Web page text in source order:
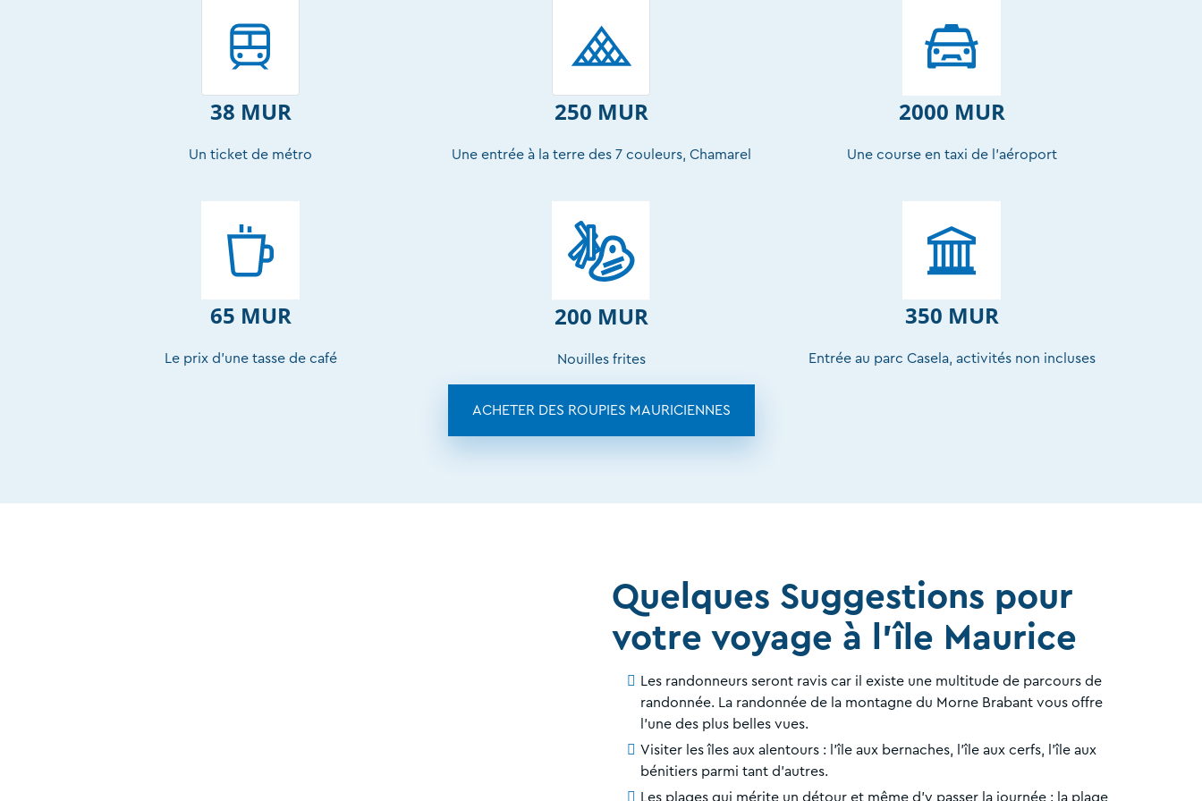
38 MUR
Un ticket de métro
65 MUR
Le prix d’une tasse de café
250 MUR
Une entrée à la terre des 7 couleurs, Chamarel
200 MUR
Nouilles frites
2000 MUR
Une course en taxi de l’aéroport
350 MUR
Entrée au parc Casela, activités non incluses
ACHETER DES ROUPIES MAURICIENNES
Quelques Suggestions pour
votre voyage à l'île Maurice
Les randonneurs seront ravis car il existe une multitude de parcours de
randonnée. La randonnée de la montagne du Morne Brabant vous offre
l’une des plus belles vues.
Visiter les îles aux alentours : l'île aux bernaches, l'île aux cerfs, l'île aux
bénitiers parmi tant d’autres.
Les plages qui mérite un détour et même d’y passer la journée : la plage